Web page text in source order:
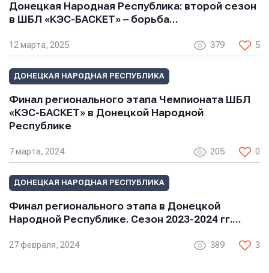
Донецкая Народная Республика: второй сезон
в ШБЛ «КЭС-БАСКЕТ» – борьба…
12 марта, 2025 379 5
ДОНЕЦКАЯ НАРОДНАЯ РЕСПУБЛИКА
Финал регионального этапа Чемпионата ШБЛ
«КЭС-БАСКЕТ» в Донецкой Народной
Республике
7 марта, 2024 205 0
ДОНЕЦКАЯ НАРОДНАЯ РЕСПУБЛИКА
Финал регионального этапа в Донецкой
Народной Республике. Сезон 2023-2024 гг.…
27 февраля, 2024 389 3